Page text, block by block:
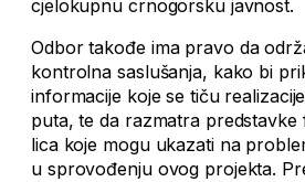
cjelokupnu crnogorsku javnost.
Odbor takođe ima pravo da
kontrolna saslušanja, kako bi
informacije koje se tiču
puta, te da razmatra predstavke
lica koje mogu ukazati na
u sprovođenju ovog projekta.